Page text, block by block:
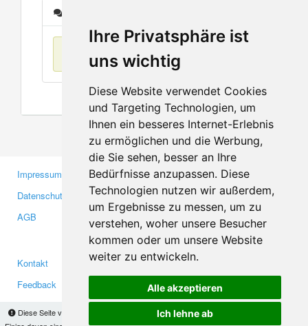
Ihre Privatsphäre ist
uns wichtig
Diese Website verwendet Cookies
und Targeting Technologien, um
Ihnen ein besseres Internet-Erlebnis
zu ermöglichen und die Werbung,
die Sie sehen, besser an Ihre
Bedürfnisse anzupassen. Diese
Technologien nutzen wir außerdem,
um Ergebnisse zu messen, um zu
verstehen, woher unsere Besucher
kommen oder um unsere Website
weiter zu entwickeln.
Alle akzeptieren
Ich lehne ab
Diese Seite verwendet Cookies, um Informationen auf Ihrem Computer zu speichern.
Keine Einträge
Impressum
Datenschutzerklärung
AGB
Gewerbetreibende
Investoren
Medien
Kontakt
Feedback
Facebook
Twitter
YouTube